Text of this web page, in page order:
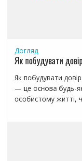
Догляд
Як побудувати
Як побудувати
— це основа будь-
особистому житті,